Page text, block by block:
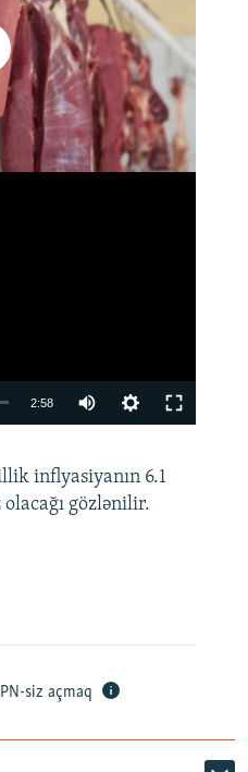
available
2:58
360p
480p
inflyasiyanın 6.1
gözlənilir.
siz açmaq